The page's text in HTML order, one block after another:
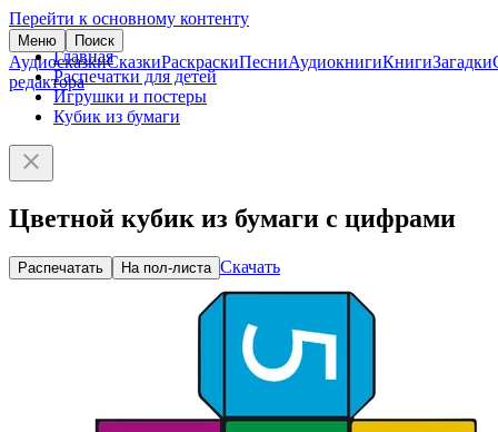
Перейти к основному контенту
Меню Поиск
АудиосказкиСказкиРаскраскиПесниАудиокнигиКнигиЗагадки
редактора
Главная
Распечатки для детей
Игрушки и постеры
Кубик из бумаги
Цветной кубик из бумаги с цифрами
Распечатать На пол-листа Скачать